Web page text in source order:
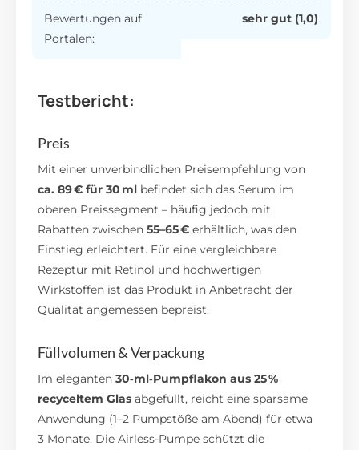
Bewertungen auf
Portalen:
sehr gut (1,0)
Testbericht:
Preis
Mit einer unverbindlichen Preisempfehlung von
ca. 89 € für 30 ml befindet sich das Serum im
oberen Preissegment – häufig jedoch mit
Rabatten zwischen55–65 € erhältlich, was den
Einstieg erleichtert. Für eine vergleichbare
Rezeptur mit Retinol und hochwertigen
Wirkstoffen ist das Produkt in Anbetracht der
Qualität angemessen bepreist.
Füllvolumen & Verpackung
Im eleganten30‑ml‑Pumpflakon aus 25 %
recyceltem Glas abgefüllt, reicht eine sparsame
Anwendung (1–2 Pumpstöße am Abend) für etwa
3 Monate. Die Airless-Pumpe schützt die